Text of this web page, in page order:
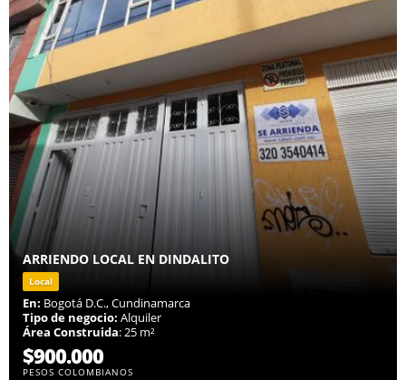
ARRIENDO LOCAL EN DINDALITO
Local
En: Bogotá D.C., Cundinamarca
Tipo de negocio: Alquiler
Área Construida: 25 m²
$900.000
PESOS COLOMBIANOS